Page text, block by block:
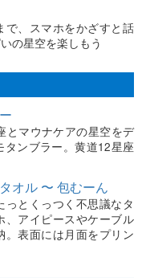
で、スマホをかざすと話
の星空を楽しもう
とマウナケアの星空をデ
ンブラー。黄道12星座
オル 〜 包むーん
とくっつく不思議なタ
、アイピースやケーブル
表面には月面をプリン